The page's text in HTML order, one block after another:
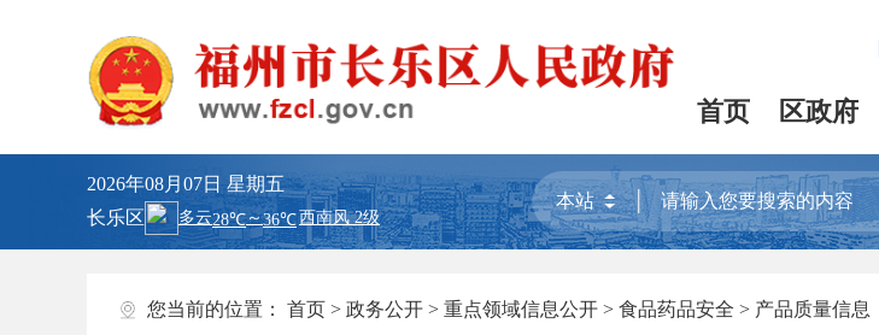
首页 区政府
2026年08月07日 星期五
长乐区
您当前的位置： 首页 > 政务公开 > 重点领域信息公开 > 食品药品安全 > 产品质量信息